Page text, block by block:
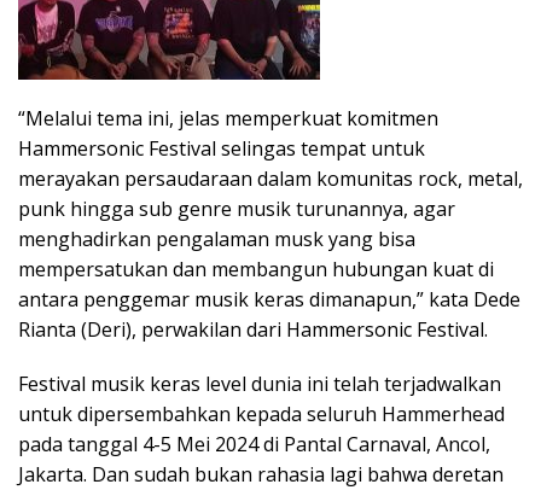
“Melalui tema ini, jelas memperkuat komitmen
Hammersonic Festival selingas tempat untuk
merayakan persaudaraan dalam komunitas rock, metal,
punk hingga sub genre musik turunannya, agar
menghadirkan pengalaman musk yang bisa
mempersatukan dan membangun hubungan kuat di
antara penggemar musik keras dimanapun,” kata Dede
Rianta (Deri), perwakilan dari Hammersonic Festival.
Festival musik keras level dunia ini telah terjadwalkan
untuk dipersembahkan kepada seluruh Hammerhead
pada tanggal 4-5 Mei 2024 di Pantal Carnaval, Ancol,
Jakarta. Dan sudah bukan rahasia lagi bahwa deretan